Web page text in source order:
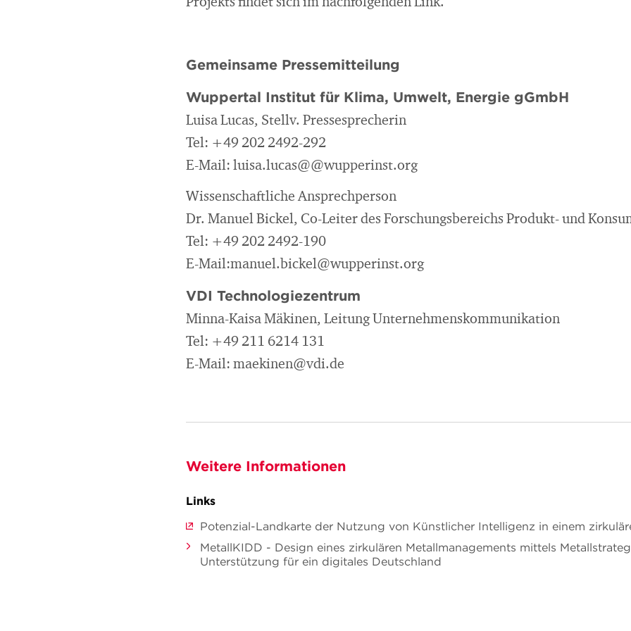
Projekts findet sich im nachfolgenden Link.
Gemeinsame Pressemitteilung
Wuppertal Institut für Klima, Umwelt, Energie gGmbH
Luisa Lucas, Stellv. Pressesprecherin
Tel: +49 202 2492-292
E-Mail: luisa.lucas@@wupperinst.org
Wissenschaftliche Ansprechperson
Dr. Manuel Bickel, Co-Leiter des Forschungsbereichs Produkt- und
Tel: +49 202 2492-190
E-Mail:manuel.bickel@wupperinst.org
VDI Technologiezentrum
Minna-Kaisa Mäkinen, Leitung Unternehmenskommunikation
Tel: +49 211 6214 131
E-Mail: maekinen@vdi.de
Weitere Informationen
Links
Potenzial-Landkarte der Nutzung von Künstlicher Intelligenz in einem
MetallKIDD - Design eines zirkulären Metallmanagements mittels
Unterstützung für ein digitales Deutschland